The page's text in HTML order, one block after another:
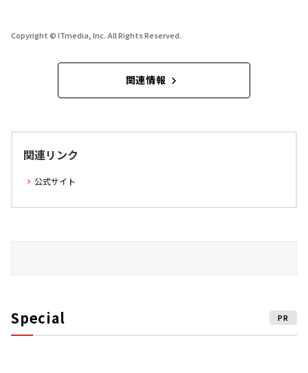
Copyright © ITmedia, Inc. All Rights Reserved.
関連情報
関連リンク
公式サイト
Special PR